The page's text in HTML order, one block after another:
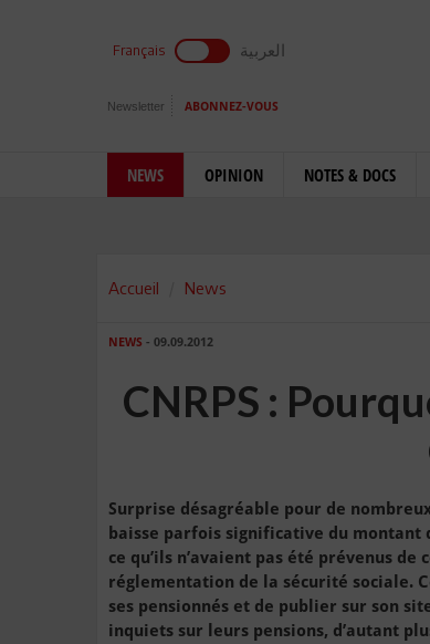
Français العربية
Newsletter ABONNEZ-VOUS
NEWS OPINION NOTES & DOCS
Accueil News
NEWS - 09.09.2012
CNRPS :
Surprise désagréable pour de
baisse parfois significative du montant
ce qu’ils n’avaient pas été prévenus
réglementation de la sécurité sociale.
ses pensionnés et de publier sur son
inquiets sur leurs pensions, d’autant